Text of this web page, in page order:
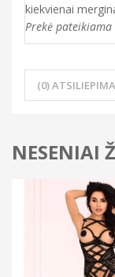
kiekvienai
Prekė
(0)
NESENIAI